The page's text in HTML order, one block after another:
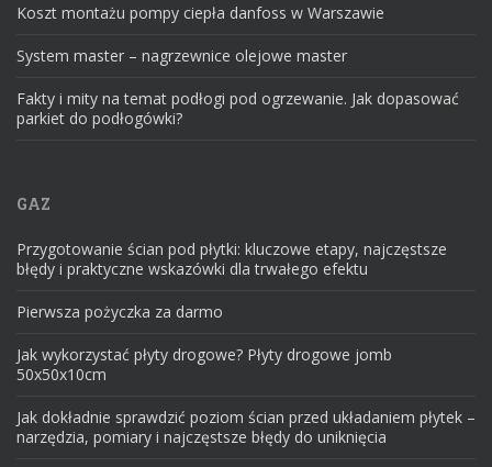
Koszt montażu pompy ciepła danfoss w Warszawie
System master – nagrzewnice olejowe master
Fakty i mity na temat podłogi pod ogrzewanie. Jak dopasować
parkiet do podłogówki?
GAZ
Przygotowanie ścian pod płytki: kluczowe etapy, najczęstsze
błędy i praktyczne wskazówki dla trwałego efektu
Pierwsza pożyczka za darmo
Jak wykorzystać płyty drogowe? Płyty drogowe jomb
50x50x10cm
Jak dokładnie sprawdzić poziom ścian przed układaniem płytek –
narzędzia, pomiary i najczęstsze błędy do uniknięcia